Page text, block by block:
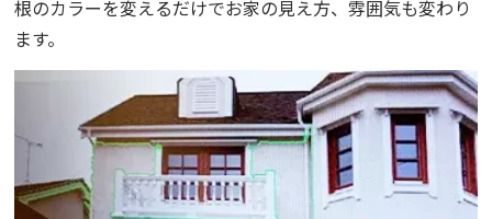
根のカラーを変えるだけでお家の見え方、雰囲気も変わり
ます。